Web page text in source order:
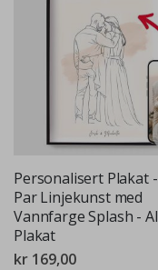
Personalisert Plakat -
Par Linjekunst med
Vannfarge Splash - AI
Plakat
kr 169,00